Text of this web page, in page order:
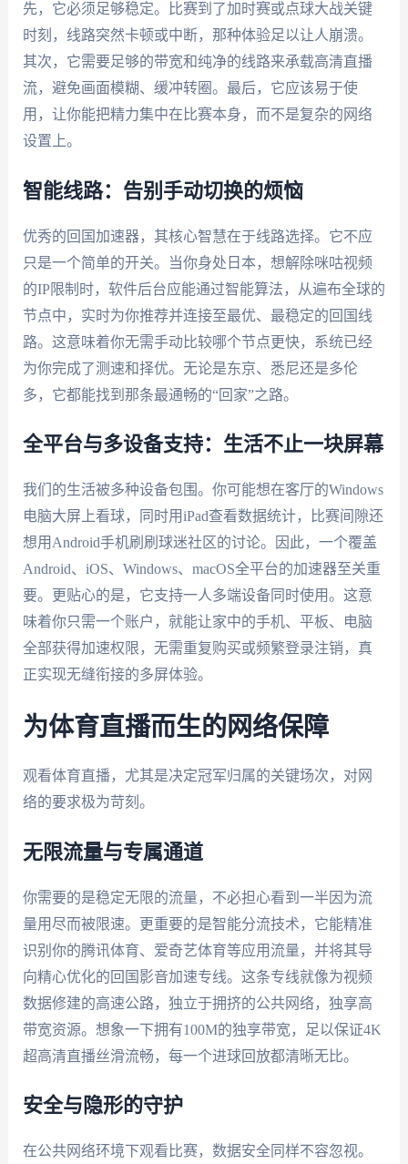
先，它必须足够稳定。比赛到了加时赛或点球大战关键
时刻，线路突然卡顿或中断，那种体验足以让人崩溃。
其次，它需要足够的带宽和纯净的线路来承载高清直播
流，避免画面模糊、缓冲转圈。最后，它应该易于使
用，让你能把精力集中在比赛本身，而不是复杂的网络
设置上。
智能线路：告别手动切换的烦恼
优秀的回国加速器，其核心智慧在于线路选择。它不应
只是一个简单的开关。当你身处日本，想解除咪咕视频
的IP限制时，软件后台应能通过智能算法，从遍布全球的
节点中，实时为你推荐并连接至最优、最稳定的回国线
路。这意味着你无需手动比较哪个节点更快，系统已经
为你完成了测速和择优。无论是东京、悉尼还是多伦
多，它都能找到那条最通畅的“回家”之路。
全平台与多设备支持：生活不止一块屏幕
我们的生活被多种设备包围。你可能想在客厅的Windows
电脑大屏上看球，同时用iPad查看数据统计，比赛间隙还
想用Android手机刷刷球迷社区的讨论。因此，一个覆盖
Android、iOS、Windows、macOS全平台的加速器至关重
要。更贴心的是，它支持一人多端设备同时使用。这意
味着你只需一个账户，就能让家中的手机、平板、电脑
全部获得加速权限，无需重复购买或频繁登录注销，真
正实现无缝衔接的多屏体验。
为体育直播而生的网络保障
观看体育直播，尤其是决定冠军归属的关键场次，对网
络的要求极为苛刻。
无限流量与专属通道
你需要的是稳定无限的流量，不必担心看到一半因为流
量用尽而被限速。更重要的是智能分流技术，它能精准
识别你的腾讯体育、爱奇艺体育等应用流量，并将其导
向精心优化的回国影音加速专线。这条专线就像为视频
数据修建的高速公路，独立于拥挤的公共网络，独享高
带宽资源。想象一下拥有100M的独享带宽，足以保证4K
超高清直播丝滑流畅，每一个进球回放都清晰无比。
安全与隐形的守护
在公共网络环境下观看比赛，数据安全同样不容忽视。